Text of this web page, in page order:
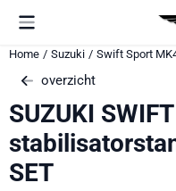
Cookievoorkeuren zijn
Home / Suzuki / Swift Sport
overzicht
SUZUKI
SET